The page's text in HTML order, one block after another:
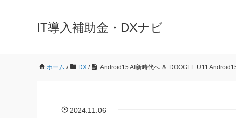
IT導入補助金・DXナビ
ホーム / DX / Android15 AI新時代へ ＆ DOOGEE U11
2024.11.06